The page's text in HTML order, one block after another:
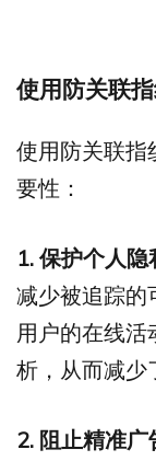
使用防关联
使用防关联指
要性：
1. 保护个人隐
减少被追踪的
用户的在线
析，从而减少
2. 阻止精准广